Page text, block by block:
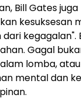
Bill Gates
Gagal
lomba,
mental dan